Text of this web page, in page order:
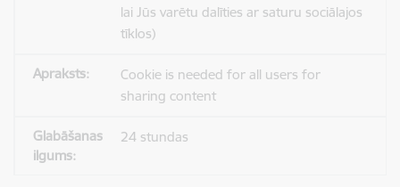
lai Jūs varētu dalīties ar saturu sociālajos
tīklos)
Cookie is needed for all users for
sharing content
24 stundas